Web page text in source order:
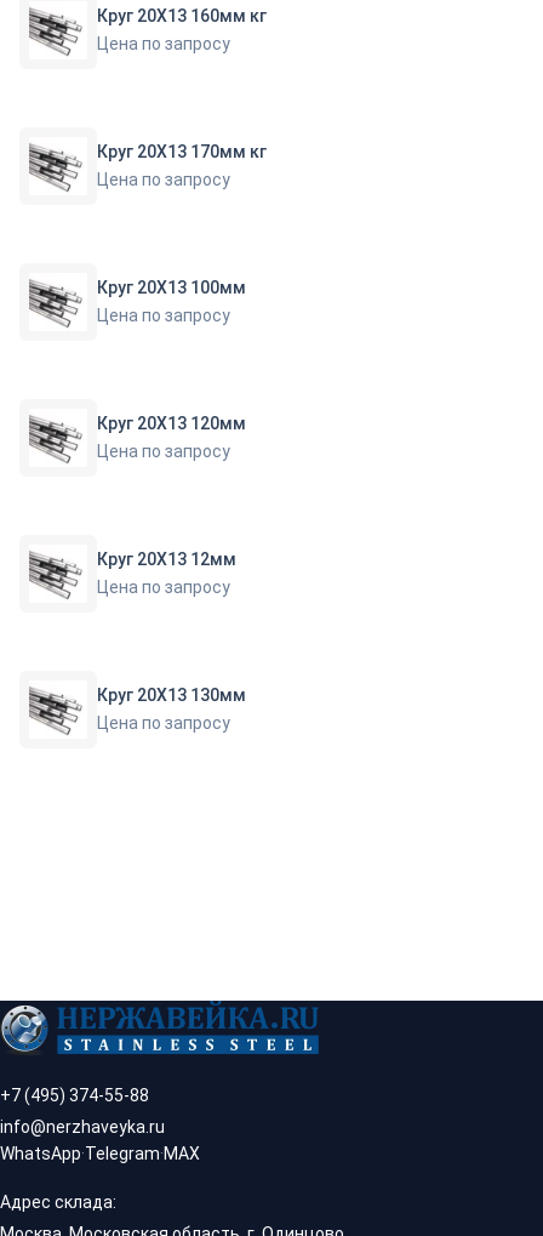
Круг 20Х13 160мм кг
Цена по запросу
Круг 20Х13 170мм кг
Цена по запросу
Круг 20Х13 100мм
Цена по запросу
Круг 20Х13 120мм
Цена по запросу
Круг 20Х13 12мм
Цена по запросу
Круг 20Х13 130мм
Цена по запросу
+7 (495) 374-55-88
info@nerzhaveyka.ru
WhatsApp·Telegram·MAX
Адрес склада: